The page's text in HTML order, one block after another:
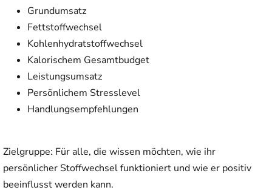
Grundumsatz
Fettstoffwechsel
Kohlenhydratstoffwechsel
Kalorischem Gesamtbudget
Leistungsumsatz
Persönlichem Stresslevel
Handlungsempfehlungen
Zielgruppe: Für alle, die wissen möchten, wie ihr
persönlicher Stoffwechsel funktioniert und wie er positiv
beeinflusst werden kann.